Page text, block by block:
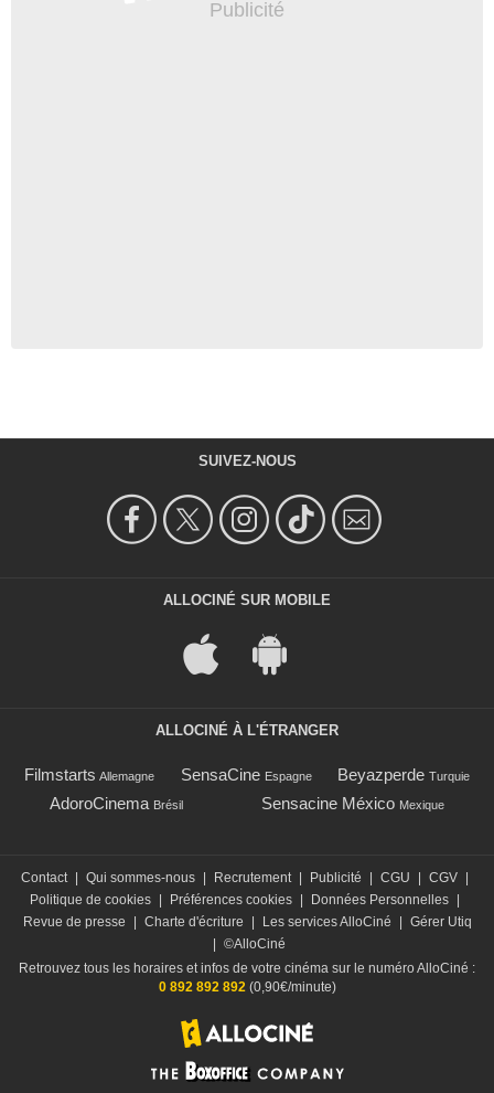
SUIVEZ-NOUS
ALLOCINÉ SUR MOBILE
ALLOCINÉ À L'ÉTRANGER
Filmstarts Allemagne SensaCine Espagne Beyazperde Turquie
AdoroCinema Brésil Sensacine México Mexique
Contact Qui sommes-nous Recrutement Publicité CGU CGV
Politique de cookies
Préférences cookies Données Personnelles
Revue de presse
Charte d'écriture Les services AlloCiné
Gérer Utiq
©AlloCiné
Retrouvez tous les horaires et infos de votre cinéma sur le numéro AlloCiné :
0 892 892 892(0,90€/minute)